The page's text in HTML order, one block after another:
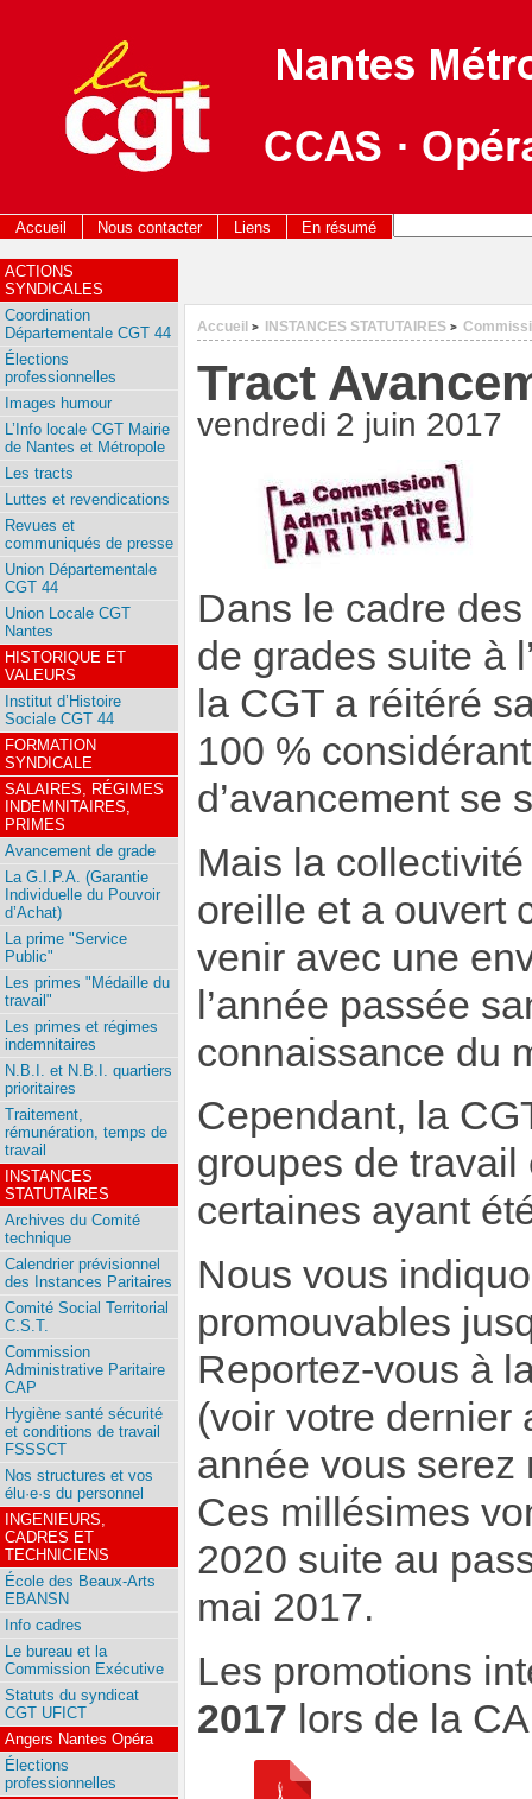
Accueil Nous contacter Liens En résumé
Accueil > INSTANCES STATUTAIRES >
Tract
vendredi 2 juin 2017
Dans le cadre
de grades suite à
la CGT a réitéré
100 %
d’avancement se
Mais la
oreille et a ouvert
venir avec une
l’année passée
connaissance du
Cependant, la
groupes de
certaines ayant
Nous vous
promouvables
Reportez-vous à
(voir votre dernier
année vous serez
Ces millésimes
2020 suite au
mai 2017.
Les promotions
2017 lors de la
ACTIONS
SYNDICALES
Coordination
Départementale CGT 44
Élections
professionnelles
Images humour
L’Info locale CGT Mairie
de Nantes et Métropole
Les tracts
Luttes et revendications
Revues et
communiqués de presse
Union Départementale
CGT 44
Union Locale CGT
Nantes
HISTORIQUE ET
VALEURS
Institut d’Histoire
Sociale CGT 44
FORMATION
SYNDICALE
SALAIRES, RÉGIMES
INDEMNITAIRES,
PRIMES
Avancement de grade
La G.I.P.A. (Garantie
Individuelle du Pouvoir
d’Achat)
La prime "Service
Public"
Les primes "Médaille du
travail"
Les primes et régimes
indemnitaires
N.B.I. et N.B.I. quartiers
prioritaires
Traitement,
rémunération, temps de
travail
INSTANCES
STATUTAIRES
Archives du Comité
technique
Calendrier prévisionnel
des Instances Paritaires
Comité Social Territorial
C.S.T.
Commission
Administrative Paritaire
CAP
Hygiène santé sécurité
et conditions de travail
FSSSCT
Nos structures et vos
élu·e·s du personnel
INGENIEURS,
CADRES ET
TECHNICIENS
École des Beaux-Arts
EBANSN
Info cadres
Le bureau et la
Commission Exécutive
Statuts du syndicat
CGT UFICT
Angers Nantes Opéra
Élections
professionnelles